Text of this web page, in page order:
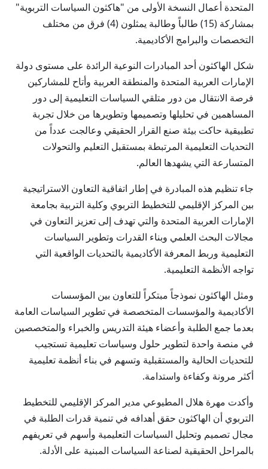
المتحدة أعمال النسخة الأولى من "هاكثون السياسات التربوية"
بمشاركة (15) طالباً وطالبة يمثلون (4) فرق من مختلف
التخصصات والبرامج الأكاديمية.
شكل الهاكثون أحد المبادرات النوعية الرائدة على مستوى دولة
الإمارات العربية المتحدة والمنطقة العربية وأتاح للمشاركين
فرصة الانتقال من دور متلقي السياسات التعليمية إلى دور
المساهمين في تحليلها وتصميمها وتطويرها من خلال تجربة
تطبيقية حاكت بيئة صنع القرار الحقيقي وعالجت عدداً من
التحديات التعليمية المرتبطة بمستقبل التعليم والتحولات
المتسارعة التي يشهدها العالم.
جاء تنظيم هذه المبادرة في إطار اتفاقية التعاون الاستراتيجية
بين المركز الإقليمي للتخطيط التربوي وكلية التربية بجامعة
الإمارات العربية المتحدة والتي تهدف إلى تعزيز التعاون في
مجالات البحث العلمي وبناء القدرات وتطوير السياسات
التعليمية وربط المعرفة الأكاديمية بالتحديات الواقعية التي
تواجه الأنظمة التعليمية.
ومثل الهاكثون نموذجاً مبتكراً للتعاون بين المؤسسات
الأكاديمية والمؤسسات المتخصصة في تطوير السياسات العامة
بعدما جمع الطلبة وأعضاء هيئة التدريس والخبراء والمتخصصين
في منصة واحدة لتطوير حلول وسياسات تعليمية تستجيب
للتحديات الحالية والمستقبلية وتسهم في بناء أنظمة تعليمية
أكثر مرونة وكفاءة واستدامة.
وأكدت مهرة هلال المطيوعي مدير المركز الإقليمي للتخطيط
التربوي أن الهاكثون حقق أهدافه في تنمية قدرات الطلبة في
مجال تصميم وتحليل السياسات التعليمية وأسهم في تعريفهم
بالمراحل الحقيقية لصناعة السياسات المبنية على الأدلة.